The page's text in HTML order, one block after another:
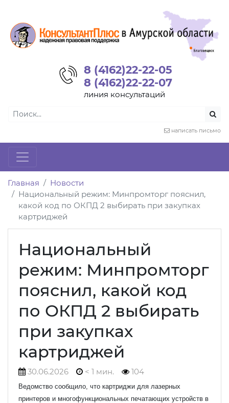
8 (4162)22-22-05
8 (4162)22-22-07
линия консультаций
написать письмо
Главная
Новости
Национальный режим: Минпромторг пояснил,
какой код по ОКПД 2 выбирать при закупках
картриджей
Национальный
режим: Минпромторг
пояснил, какой код
по ОКПД 2 выбирать
при закупках
картриджей
30.06.2026 < 1 мин. 104
Ведомство сообщило, что картриджи для лазерных
принтеров и многофункциональных печатающих устройств в